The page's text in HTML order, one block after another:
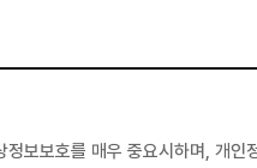
보보호를 매우 중요시하며, 개